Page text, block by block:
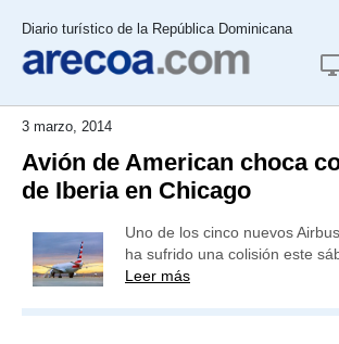
Diario turístico de la República Dominicana
3 marzo, 2014
Avión de American choca
de Iberia en Chicago
Uno de los cinco nuevos
ha sufrido una colisión este
Leer más